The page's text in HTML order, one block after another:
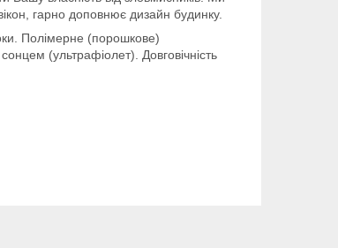
гарно доповнює дизайн будинку.
Полімерне (порошкове)
(ультрафіолет). Довговічність